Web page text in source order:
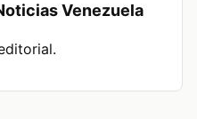
Venezuela